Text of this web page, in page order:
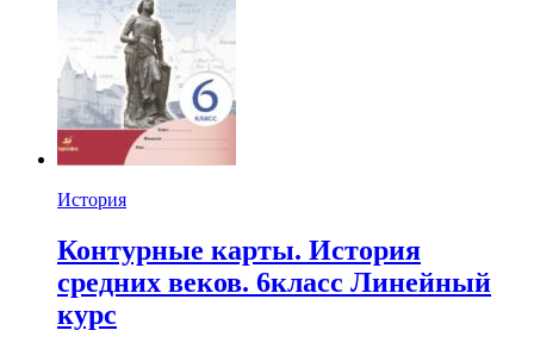
История
Контурные карты. История
средних веков. 6класс Линейный
курс